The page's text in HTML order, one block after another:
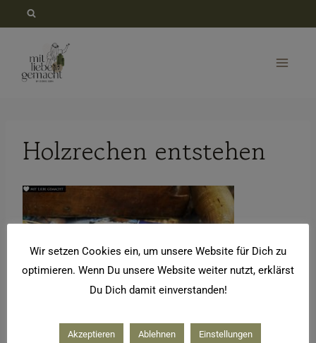
springen
Holzrechen entstehen
Wir setzen Cookies ein, um unsere Website für Dich zu
optimieren. Wenn Du unsere Website weiter nutzt, erklärst
Du Dich damit einverstanden!
Akzeptieren Ablehnen Einstellungen